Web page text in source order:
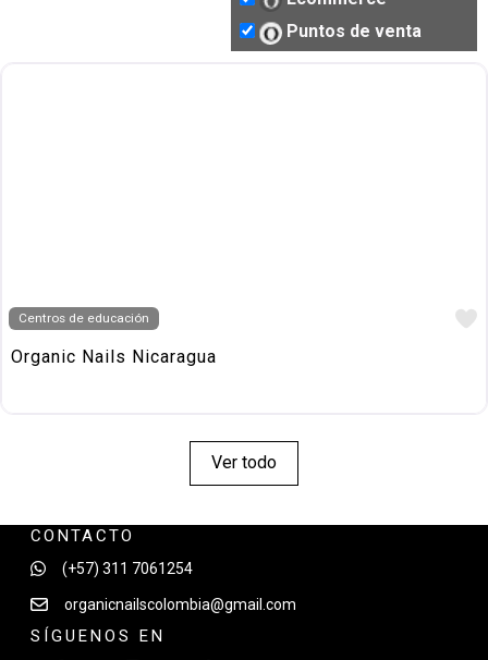
Puntos de venta
Centros de educación
Organic Nails Nicaragua
Ver todo
CONTACTO
(+57) 311 7061254
organicnailscolombia@gmail.com
SÍGUENOS EN